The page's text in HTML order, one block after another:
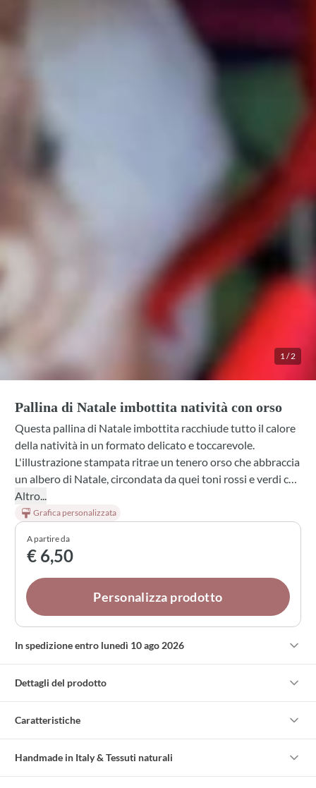
1/2
Pallina di Natale imbottita natività con orso
Questa pallina di Natale imbottita racchiude tutto il calore
della natività in un formato delicato e toccarevole.
L'illustrazione stampata ritrae un tenero orso che abbraccia
un albero di Natale, circondata da quei toni rossi e verdi che
rendono ogni festa speciale. La forma morbida e il nastro in
seta rosso la rendono perfetta sia come ornamento per
l'albero che come bomboniera personalizzabile per chi ama
regalare momenti di serenità natalizia.
Altro...
Grafica personalizzata
A partire da
€ 6,50
Personalizza prodotto
In spedizione entro lunedì 10 ago 2026
Dettagli del prodotto
Caratteristiche
Handmade in Italy & Tessuti naturali